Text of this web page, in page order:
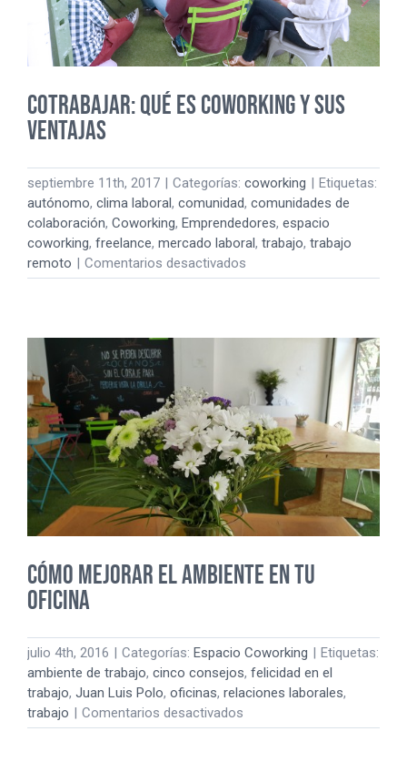
COTRABAJAR: QUÉ ES COWORKING Y SUS
VENTAJAS
septiembre 11th, 2017 | Categorías: coworking | Etiquetas:
autónomo, clima laboral, comunidad, comunidades de
colaboración, Coworking, Emprendedores, espacio
coworking, freelance, mercado laboral, trabajo, trabajo
remoto | Comentarios desactivados
COTRABAJAR:
COWORKING
SUS
VENTAJAS
Cómo mejorar el ambiente en tu
oficina
julio 4th, 2016 | Categorías: Espacio Coworking | Etiquetas:
ambiente de trabajo, cinco consejos, felicidad en el
trabajo, Juan Luis Polo, oficinas, relaciones laborales,
trabajo | Comentarios desactivados
Cómo